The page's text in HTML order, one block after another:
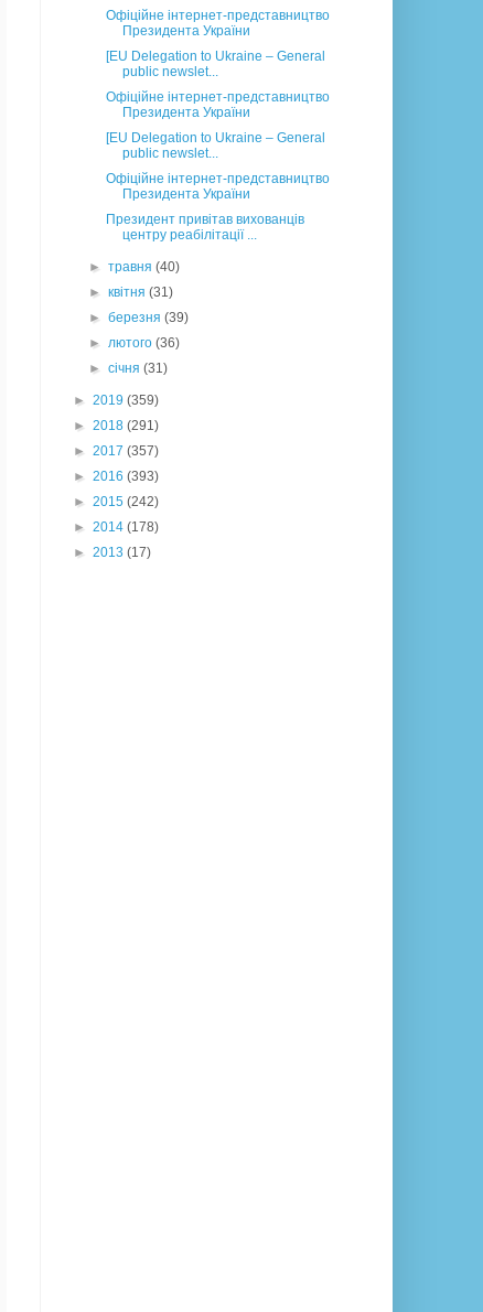
Офіційне інтернет-представництво
Президента України
[EU Delegation to Ukraine – General
public newslet...
Офіційне інтернет-представництво
Президента України
[EU Delegation to Ukraine – General
public newslet...
Офіційне інтернет-представництво
Президента України
Президент привітав вихованців
центру реабілітації ...
►травня(40)
►квітня(31)
►березня(39)
►лютого(36)
►січня(31)
► 2019 (359)
► 2018 (291)
► 2017 (357)
► 2016 (393)
► 2015 (242)
► 2014 (178)
► 2013 (17)